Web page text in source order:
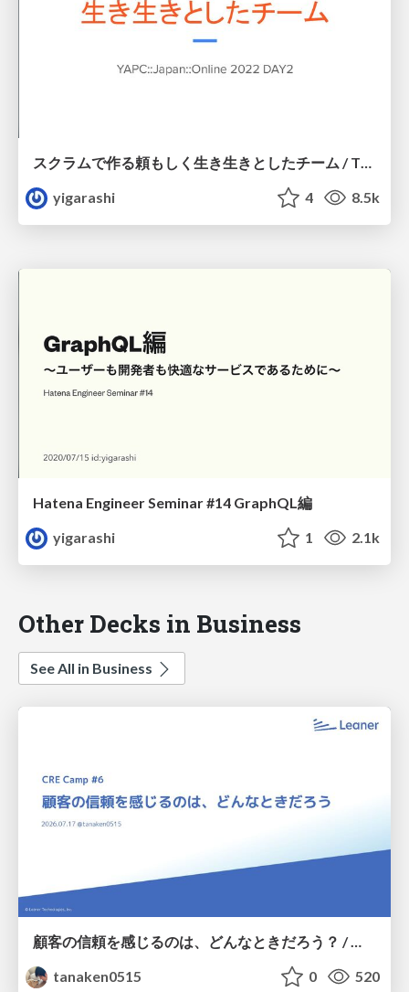
スクラムで作る頼もしく生き生きとしたチーム / The lively trustworthy team by scrum
yigarashi
4 8.5k
Hatena Engineer Seminar #14 GraphQL編
yigarashi
1 2.1k
Other Decks in Business
See All in Business
tanaken0515
0 520